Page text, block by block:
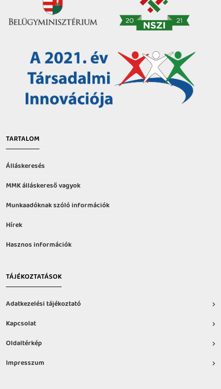
TARTALOM
Álláskeresés
MMK álláskereső vagyok
Munkaadóknak szóló információk
Hírek
Hasznos információk
TÁJÉKOZTATÁSOK
Adatkezelési tájékoztató
Kapcsolat
Oldaltérkép
Impresszum